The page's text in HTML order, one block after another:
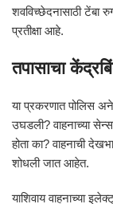
शवविच्छेदनासाठी टेंबा
प्रतीक्षा आहे.
तपासाचा
या प्रकरणात पोलिस
उघडली? वाहनाच्या
होता का? वाहनाची
शोधली जात आहेत.
याशिवाय वाहनाच्या